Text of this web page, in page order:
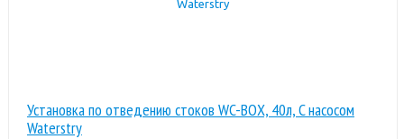
Установка по отведению стоков WC-BOX, 40л, C насосом
Waterstry